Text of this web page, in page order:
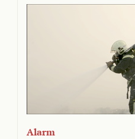
Alarm